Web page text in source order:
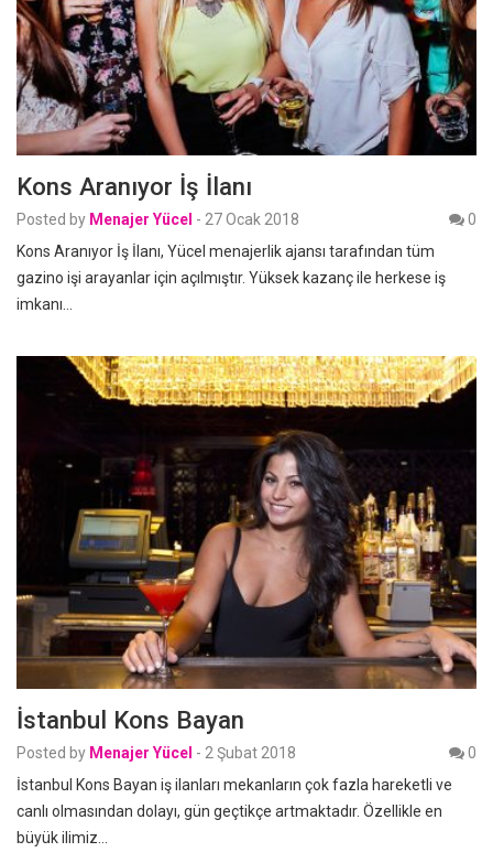
Kons Aranıyor İş İlanı
Posted by Menajer Yücel - 27 Ocak 2018
0
Kons Aranıyor İş İlanı, Yücel menajerlik ajansı tarafından tüm
gazino işi arayanlar için açılmıştır. Yüksek kazanç ile herkese iş
imkanı…
İstanbul Kons Bayan
Posted by Menajer Yücel - 2 Şubat 2018
0
İstanbul Kons Bayan iş ilanları mekanların çok fazla hareketli ve
canlı olmasından dolayı, gün geçtikçe artmaktadır. Özellikle en
büyük ilimiz…